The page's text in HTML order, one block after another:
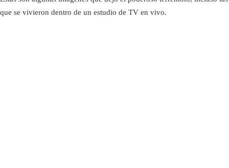
que se vivieron dentro de un estudio de TV en vivo.